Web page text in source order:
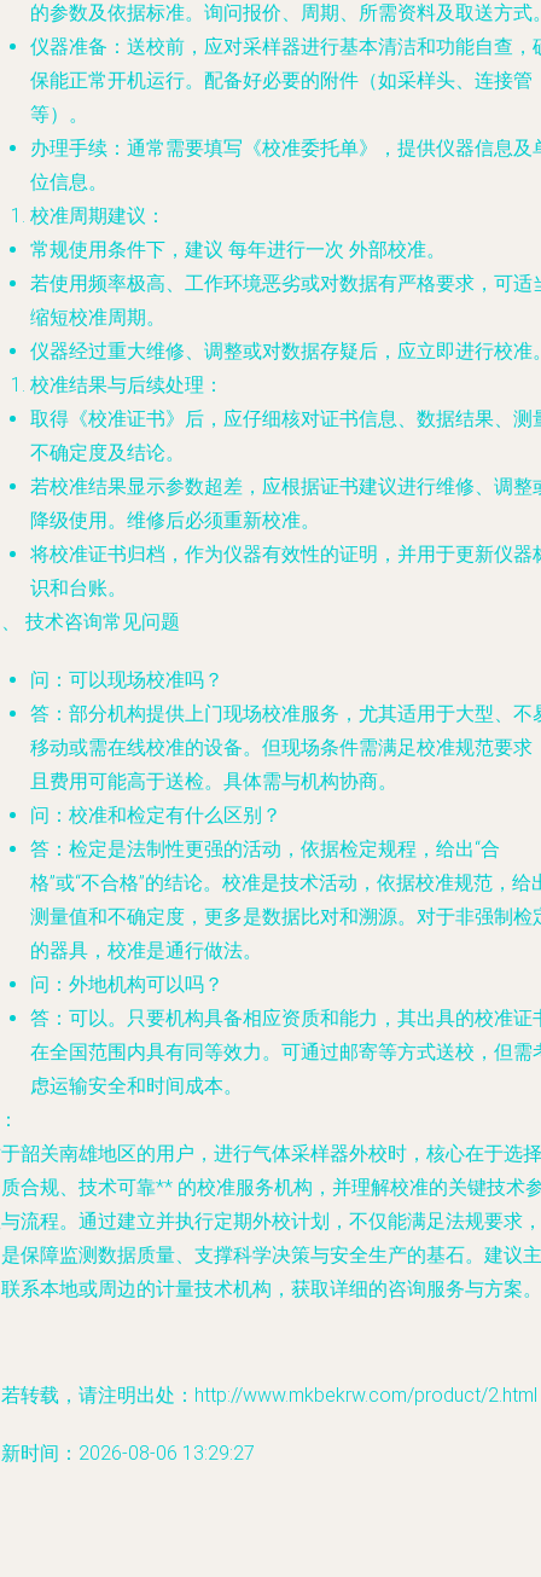
的参数及依据标准。询问报价、周期、所需资料及取送方式
仪器准备 ：送校前，应对采样器进行基本清洁和功能自查，
保能正常开机运行。配备好必要的附件（如采样头、连接管
等）。
办理手续 ：通常需要填写《校准委托单》，提供仪器信息及
位信息。
校准周期建议 ：
常规使用条件下，建议 每年进行一次 外部校准。
若使用频率极高、工作环境恶劣或对数据有严格要求，可适
缩短校准周期。
仪器经过重大维修、调整或对数据存疑后，应立即进行校准
校准结果与后续处理 ：
取得《校准证书》后，应仔细核对证书信息、数据结果、测
不确定度及结论。
若校准结果显示参数超差，应根据证书建议进行维修、调整
降级使用。维修后必须重新校准。
将校准证书归档，作为仪器有效性的证明，并用于更新仪器
识和台账。
技术咨询常见问题
问：可以现场校准吗？
答：部分机构提供上门现场校准服务，尤其适用于大型、不
移动或需在线校准的设备。但现场条件需满足校准规范要求
且费用可能高于送检。具体需与机构协商。
问：校准和检定有什么区别？
答：检定是法制性更强的活动，依据检定规程，给出“合
格”或“不合格”的结论。校准是技术活动，依据校准规范，给
测量值和不确定度，更多是数据比对和溯源。对于非强制检
的器具，校准是通行做法。
问：外地机构可以吗？
答：可以。只要机构具备相应资质和能力，其出具的校准证
在全国范围内具有同等效力。可通过邮寄等方式送校，但需
虑运输安全和时间成本。
韶关南雄地区的用户，进行气体采样器外校时，核心在于选择
合规、技术可靠** 的校准服务机构，并理解校准的关键技术
流程。通过建立并执行定期外校计划，不仅能满足法规要求，
保障监测数据质量、支撑科学决策与安全生产的基石。建议主
系本地或周边的计量技术机构，获取详细的咨询服务与方案。
转载，请注明出处：http://www.mkbekrw.com/product/2.html
时间：2026-08-06 13:29:27